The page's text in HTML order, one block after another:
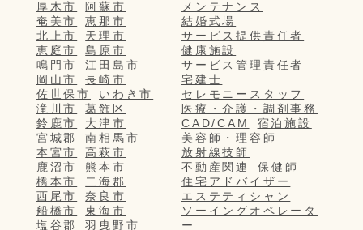
厚木市
阿蘇市
奄美市
恵那市
北上市
天理市
恵庭市
島原市
鳴門市
江田島市
岡山市
長崎市
佐世保市
いわき市
滝川市
葛飾区
鈴鹿市
大津市
宮城郡
南相馬市
本宮市
高萩市
鹿沼市
熊本市
橋本市
二海郡
西尾市
奈良市
船橋市
東海市
塩谷郡
羽曳野市
メンテナンス
結婚式場
サービス提供責任者
健康施設
サービス管理責任者
宅建士
セレモニースタッフ
医療・介護・調剤事務
CAD/CAM
宿泊施設
美容師・理容師
放射線技師
不動産関連
保健師
住宅アドバイザー
エステティシャン
ソーイングオペレータ
ー